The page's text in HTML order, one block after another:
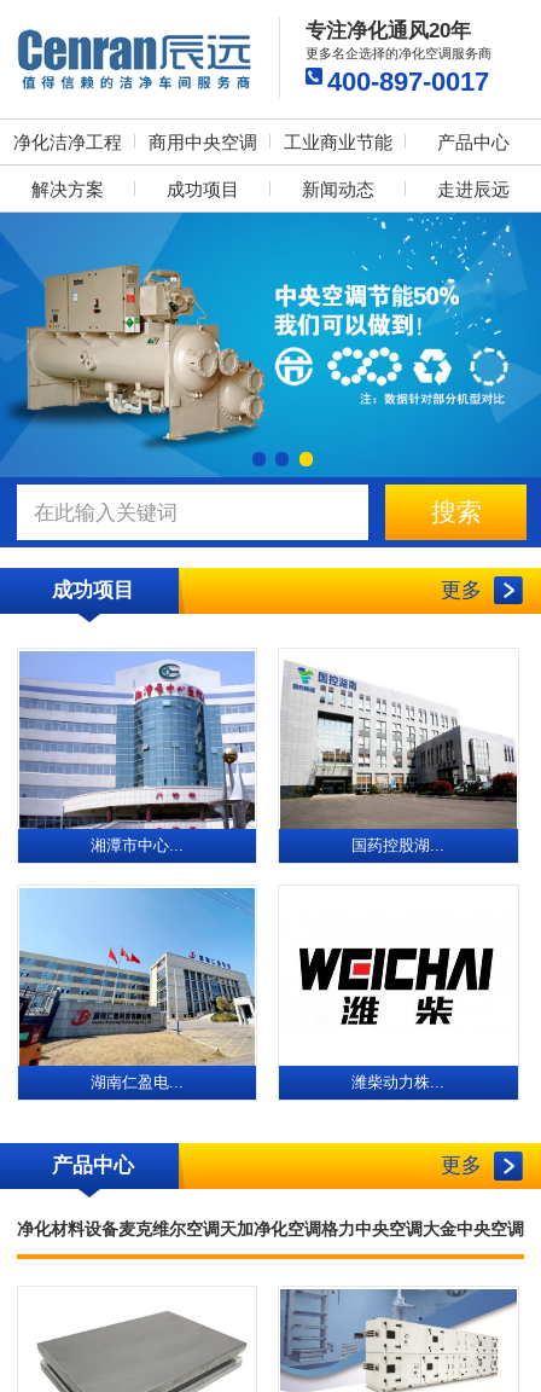
专注净化通风20年
更多名企选择的净化空调服务商
400-897-0017
净化洁净工程 商用中央空调 工业商业节能 产品中心
解决方案 成功项目 新闻动态 走进辰远
成功项目 更多
湘潭市中心... 国药控股湖...
湖南仁盈电... 潍柴动力株...
产品中心 更多
净化材料设备麦克维尔空调天加净化空调格力中央空调大金中央空调